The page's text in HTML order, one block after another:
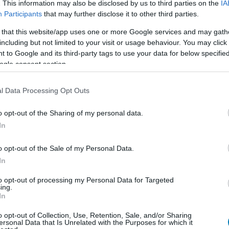
This information may also be disclosed by us to third parties on the
Participants that may further disclose it to other third parties.
that this website/app uses one or more Google services and may
but not limited to your visit or usage behaviour. You may
to Google and its third-party tags to use your data for below
consent section.
Data Processing Opt Outs
opt-out of the Sharing of my personal data.
opt-out of the Sale of my Personal Data.
opt-out of processing my Personal Data for Targeted
opt-out of Collection, Use, Retention, Sale, and/or Sharing
Data that Is Unrelated with the Purposes for which it
ára kiírták, hogy mely szinészek adják majd
megjelenő Vice City nevezetű GTA
Néhányan ismerősek is lehetnek... :)
Ray
Luis Guzmán : Ricardo Diaz Gary Busey